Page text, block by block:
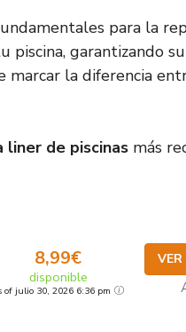
para la
piscina, garantizando
marcar la diferencia
liner de piscinas más
8,99€
disponible
of julio 30, 2026 6:36 pm